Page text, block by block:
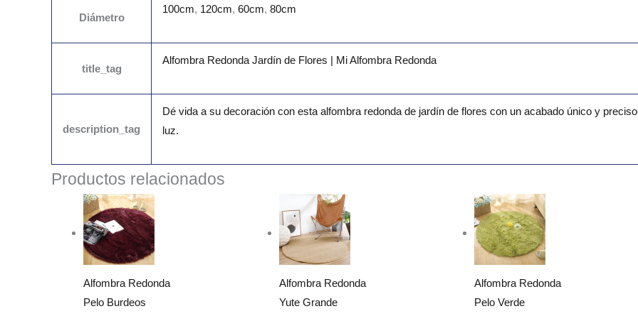
Diámetro
100cm, 120cm, 60cm, 80cm
title_tag
Alfombra Redonda Jardín de Flores | Mi Alfombra Redonda
description_tag
Dé vida a su decoración con esta alfombra redonda de jardín de flores con un acabado único y
luz.
Productos relacionados
Alfombra Redonda
Pelo Burdeos
Alfombra Redonda
Yute Grande
Alfombra Redonda
Pelo Verde